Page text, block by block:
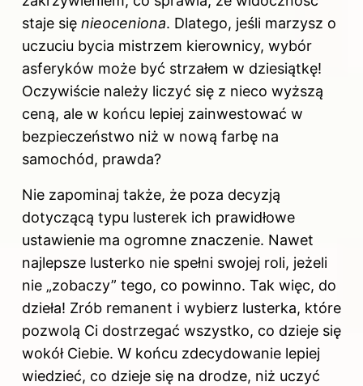
staje się nieoceniona. Dlatego, jeśli marzysz o
uczuciu bycia mistrzem kierownicy, wybór
asferyków może być strzałem w dziesiątkę!
Oczywiście należy liczyć się z nieco wyższą
ceną, ale w końcu lepiej zainwestować w
bezpieczeństwo niż w nową farbę na
samochód, prawda?
Nie zapominaj także, że poza decyzją
dotyczącą typu lusterek ich prawidłowe
ustawienie ma ogromne znaczenie. Nawet
najlepsze lusterko nie spełni swojej roli, jeżeli
nie „zobaczy” tego, co powinno. Tak więc, do
dzieła! Zrób remanent i wybierz lusterka, które
pozwolą Ci dostrzegać wszystko, co dzieje się
wokół Ciebie. W końcu zdecydowanie lepiej
wiedzieć, co dzieje się na drodze, niż uczyć